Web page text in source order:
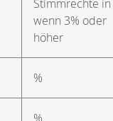
Stimmrechte in
wenn 3% oder
höher
%